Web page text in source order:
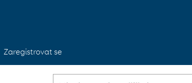
Zaregistrovat se